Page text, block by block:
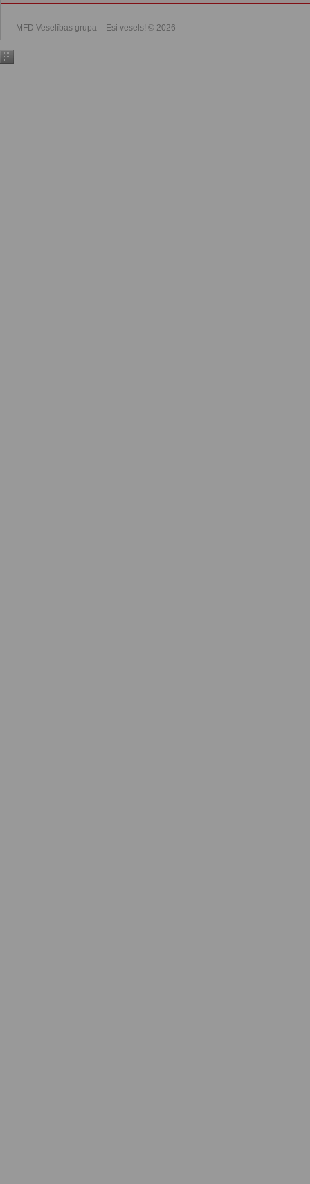
MFD Veselības grupa – Esi vesels! © 2026